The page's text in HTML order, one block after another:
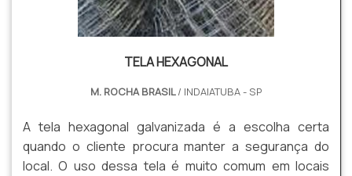
TELA HEXAGONAL
M. ROCHA BRASIL/ INDAIATUBA - SP
A tela hexagonal galvanizada é a escolha certa
quando o cliente procura manter a segurança do
local. O uso dessa tela é muito comum em locais